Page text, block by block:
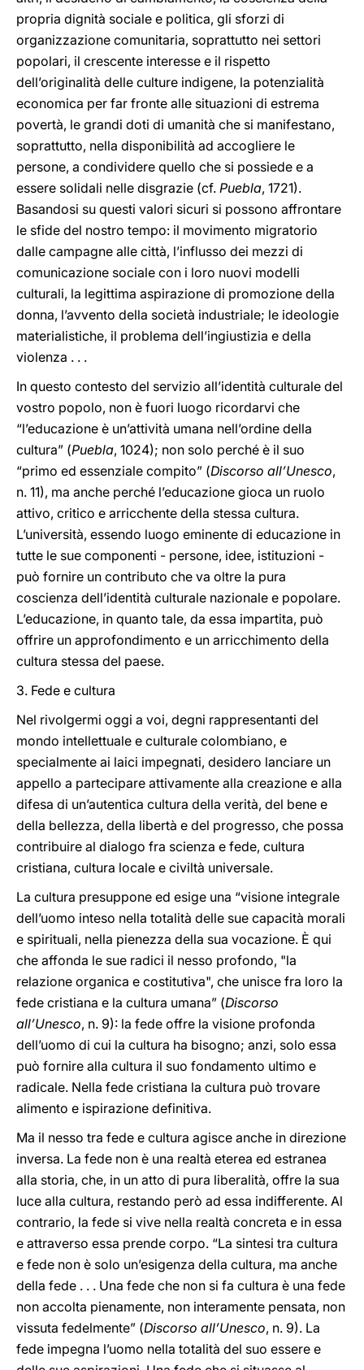
propria dignità sociale e politica, gli sforzi di
organizzazione comunitaria, soprattutto nei settori
popolari, il crescente interesse e il rispetto
dell’originalità delle culture indigene, la potenzialità
economica per far fronte alle situazioni di estrema
povertà, le grandi doti di umanità che si manifestano,
soprattutto, nella disponibilità ad accogliere le
persone, a condividere quello che si possiede e a
essere solidali nelle disgrazie (cf. Puebla, 1721).
Basandosi su questi valori sicuri si possono affrontare
le sfide del nostro tempo: il movimento migratorio
dalle campagne alle città, l’influsso dei mezzi di
comunicazione sociale con i loro nuovi modelli
culturali, la legittima aspirazione di promozione della
donna, l’avvento della società industriale; le ideologie
materialistiche, il problema dell’ingiustizia e della
violenza . . .
In questo contesto del servizio all’identità culturale del
vostro popolo, non è fuori luogo ricordarvi che
“l’educazione è un’attività umana nell’ordine della
cultura” (Puebla, 1024); non solo perché è il suo
“primo ed essenziale compito” (Discorso all’Unesco,
n. 11), ma anche perché l’educazione gioca un ruolo
attivo, critico e arricchente della stessa cultura.
L’università, essendo luogo eminente di educazione in
tutte le sue componenti - persone, idee, istituzioni -
può fornire un contributo che va oltre la pura
coscienza dell’identità culturale nazionale e popolare.
L’educazione, in quanto tale, da essa impartita, può
offrire un approfondimento e un arricchimento della
cultura stessa del paese.
3. Fede e cultura
Nel rivolgermi oggi a voi, degni rappresentanti del
mondo intellettuale e culturale colombiano, e
specialmente ai laici impegnati, desidero lanciare un
appello a partecipare attivamente alla creazione e alla
difesa di un’autentica cultura della verità, del bene e
della bellezza, della libertà e del progresso, che possa
contribuire al dialogo fra scienza e fede, cultura
cristiana, cultura locale e civiltà universale.
La cultura presuppone ed esige una “visione integrale
dell’uomo inteso nella totalità delle sue capacità morali
e spirituali, nella pienezza della sua vocazione. È qui
che affonda le sue radici il nesso profondo, "la
relazione organica e costitutiva", che unisce fra loro la
fede cristiana e la cultura umana” (Discorso
all’Unesco, n. 9): la fede offre la visione profonda
dell’uomo di cui la cultura ha bisogno; anzi, solo essa
può fornire alla cultura il suo fondamento ultimo e
radicale. Nella fede cristiana la cultura può trovare
alimento e ispirazione definitiva.
Ma il nesso tra fede e cultura agisce anche in direzione
inversa. La fede non è una realtà eterea ed estranea
alla storia, che, in un atto di pura liberalità, offre la sua
luce alla cultura, restando però ad essa indifferente. Al
contrario, la fede si vive nella realtà concreta e in essa
e attraverso essa prende corpo. “La sintesi tra cultura
e fede non è solo un’esigenza della cultura, ma anche
della fede . . . Una fede che non si fa cultura è una fede
non accolta pienamente, non interamente pensata, non
vissuta fedelmente” (Discorso all’Unesco, n. 9). La
fede impegna l’uomo nella totalità del suo essere e